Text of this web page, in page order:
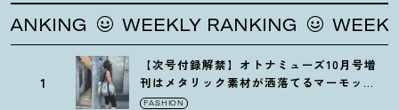
WEEKLY RANKING WEEKLY
1
【次号付録解禁】オトナミューズ10月号増
刊はメタリック素材が洒落てるマーモット
の保冷バッグ
FASHION